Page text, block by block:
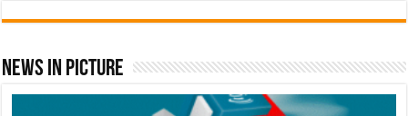
News In Picture